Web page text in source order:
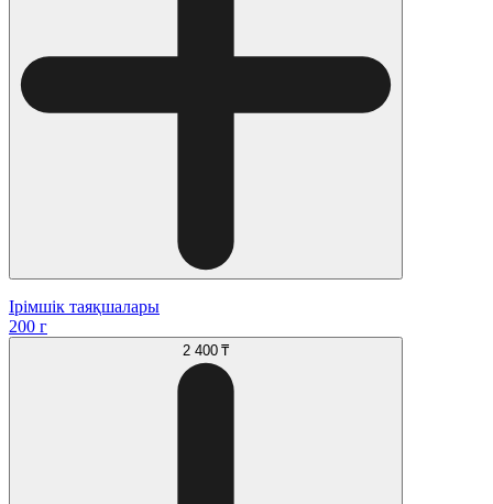
Ірімшік таяқшалары
200 г
2 400 ₸